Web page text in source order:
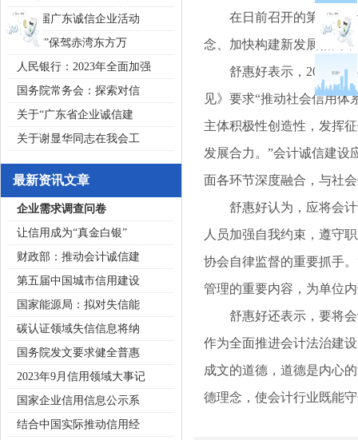
第五届广东诚信企业活动
“诚信”保驾赤湾东方万
人民银行：2023年全面加强
国务院常务会：探索对信
关于“广东省企业诚信建
关于谢显华同志在我会工
最新资讯文章
企业需求调查问卷
让信用成为“真金白银”
财政部：推动会计诚信建
第五届中国城市信用建设
国家能源局：拟对失信能
碳认证领域失信信息将纳
国务院发文要求健全普惠
2023年9月信用领域大事记
国家企业信用信息公示系
结合中国实际推动信用经
在日前召开的第三届会
念、加快构建新发展格局
舒惠好表示，2022年中
见》要求“推动社会信用
主体积极性创造性，发挥
发展合力。”会计诚信建设
面各环节深度融合，与社
舒惠好认为，应将会计
人员加强自我约束，遵守
协会自律监督的重要抓手
管理的重要内容，为单位
舒惠好还表示，要将会
作为全面推进会计法治建
成文的道德，道德是内心
德理念，使会计行业既能